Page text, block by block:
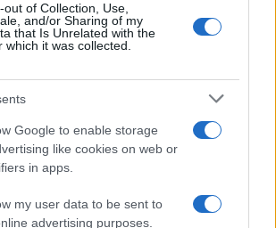
of Collection, Use,
and/or Sharing of my
that Is Unrelated with the
which it was collected.
Google to enable storage
like cookies on web or
in apps.
my user data to be sent to
advertising purposes.
leggere